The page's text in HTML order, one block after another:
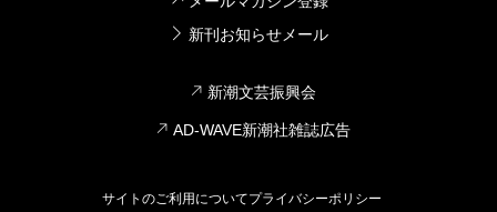
新刊お知らせメール
新潮文芸振興会
AD-WAVE新潮社雑誌広告
サイトのご利用についてプライバシーポリシー